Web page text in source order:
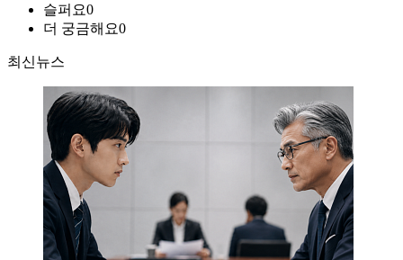
슬퍼요0
더 궁금해요0
최신뉴스